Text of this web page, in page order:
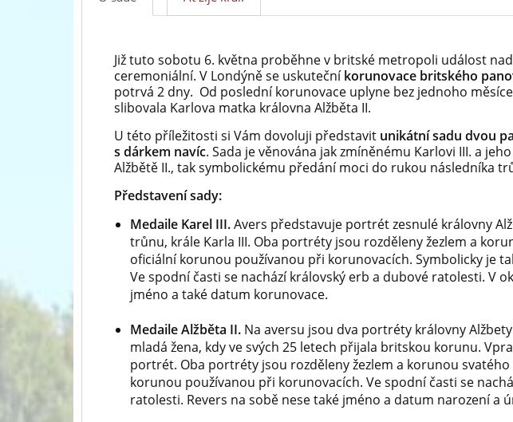
Již tuto sobotu 6. května proběhne v britské metropoli událost
ceremoniální. V Londýně se uskutečníkorunovace britského
potrvá 2 dny. Od poslední korunovace uplyne bez jednoho
slibovala Karlova matka královna Alžběta II.
U této příležitosti si Vám dovoluji představit unikátnísadu dvou
s dárkem navíc. Sada je věnována jak zmíněnému Karlovi III. a
Alžbětě II., tak symbolickému předání moci do rukou následníka
Představení sady:
Medaile Karel III.Avers představuje portrét zesnulé královny
trůnu, krále Karla III. Oba portréty jsou rozděleny žezlem a
oficiální korunou používanou při korunovacích. Symbolicky je
Ve spodní časti se nachází královský erb a dubové ratolesti. V
jméno a také datum korunovace.
Medaile Alžběta II. Na aversu jsou dva portréty královny
mladá žena, kdy ve svých 25 letech přijala britskou korunu.
portrét. Oba portréty jsou rozděleny žezlem a korunou
korunou používanou při korunovacích. Ve spodní časti se
ratolesti. Revers na sobě nese také jméno a datum narození a